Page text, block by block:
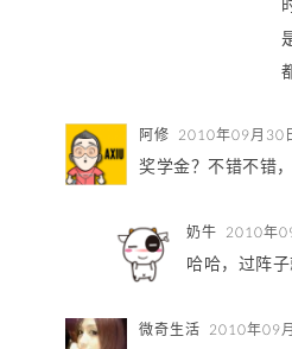
阿修 2010年09月30
奖学金？不错不错
奶牛 2010年
哈哈，过阵
微奇生活 2010年09